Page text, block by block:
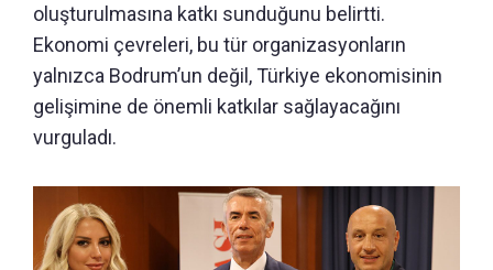
oluşturulmasına katkı sunduğunu belirtti.
Ekonomi çevreleri, bu tür organizasyonların
yalnızca Bodrum’un değil, Türkiye ekonomisinin
gelişimine de önemli katkılar sağlayacağını
vurguladı.